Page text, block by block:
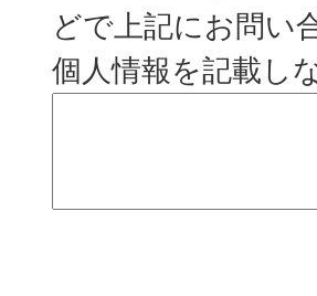
どで上記にお問い
個人情報を記載し